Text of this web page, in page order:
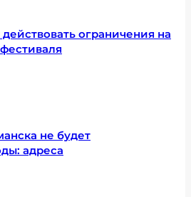
ограничения на
не будет
адреса